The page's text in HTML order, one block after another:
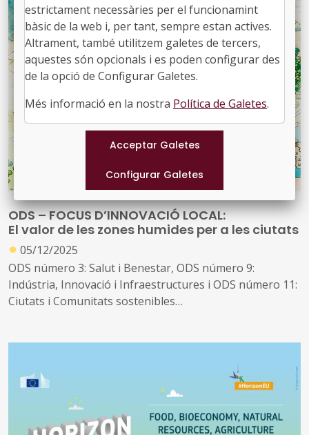
oportunitat de desenvolupament sostenible a les zones
rurals europees
D'una banda permet un ús més sostenible dels recursos
gràcies a la reutilització dels materials i a l’aplicació de
pràctiques més ecològiques, i de l'altra com un valuós
nínxol d'oportunitats empresarials i de llocs de treball
ODS – FOCUS D’INNOVACIÓ LOCAL:
El valor de les zones humides per a les ciutats
● 05/12/2025
ODS número 3: Salut i Benestar, ODS número 9:
Indústria, Innovació i Infraestructures i ODS número 11:
Ciutats i Comunitats sostenibles
les zones rurals, també genera beneficis de gran valor
per a les zones urbanitzades
estrictament necessàries per el funcionamint
bàsic de la web i, per tant, sempre estan actives.
Altrament, també utilitzem galetes de tercers,
aquestes són opcionals i es poden configurar des
de la opció de Configurar Galetes.
Més informació en la nostra Política de Galetes.